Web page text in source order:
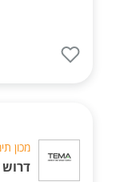
מכון